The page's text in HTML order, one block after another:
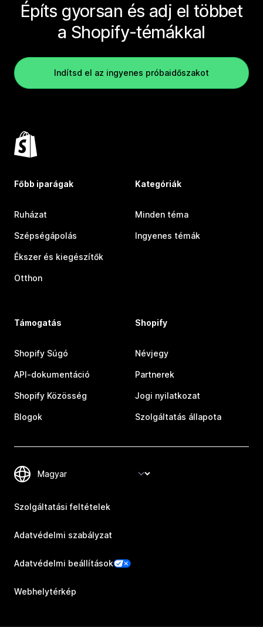
Építs gyorsan és adj el többet
a Shopify-témákkal
Indítsd el az ingyenes próbaidőszakot
Főbb iparágak
Ruházat
Szépségápolás
Ékszer és kiegészítők
Otthon
Kategóriák
Minden téma
Ingyenes témák
Támogatás
Shopify Súgó
API-dokumentáció
Shopify Közösség
Blogok
Shopify
Névjegy
Partnerek
Jogi nyilatkozat
Szolgáltatás állapota
Szolgáltatási feltételek
Adatvédelmi szabályzat
Adatvédelmi beállítások
Webhelytérkép